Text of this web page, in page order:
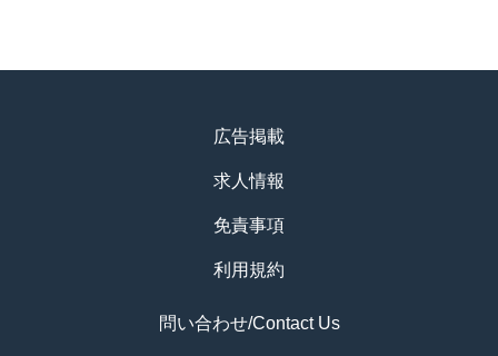
広告掲載
求人情報
免責事項
利用規約
問い合わせ/Contact Us